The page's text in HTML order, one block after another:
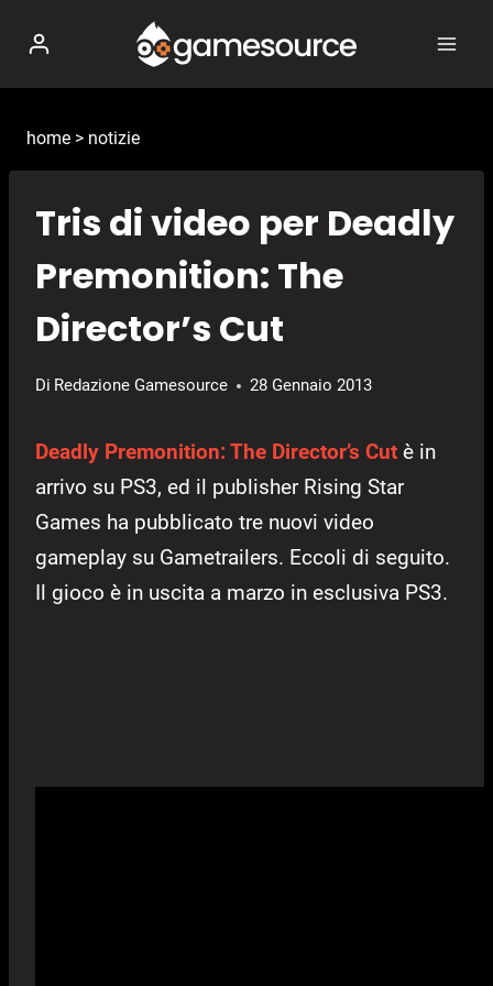
contenuto
home > notizie
Tris di video per Deadly
Premonition: The
Director’s Cut
Di Redazione Gamesource 28 Gennaio 2013
Deadly Premonition: The Director’s Cut è in
arrivo su PS3, ed il publisher Rising Star
Games ha pubblicato tre nuovi video
gameplay su Gametrailers. Eccoli di seguito.
Il gioco è in uscita a marzo in esclusiva PS3.